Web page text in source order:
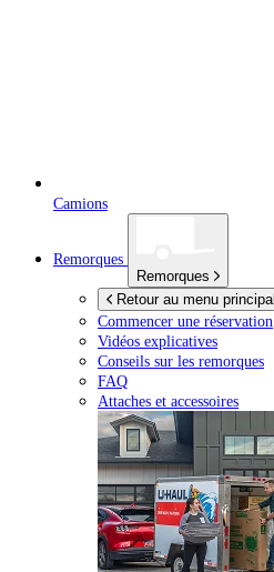
Camions
Remorques
Remorques
Retour au menu principal
Commencer une réservation
Vidéos explicatives
Conseils sur les remorques
FAQ
Attaches et accessoires